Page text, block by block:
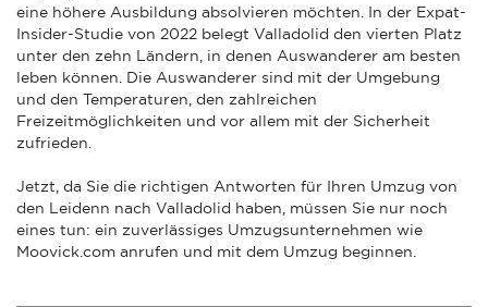
eine höhere Ausbildung absolvieren möchten. In der Expat-
Insider-Studie von 2022 belegt Valladolid den vierten Platz
unter den zehn Ländern, in denen Auswanderer am besten
leben können. Die Auswanderer sind mit der Umgebung
und den Temperaturen, den zahlreichen
Freizeitmöglichkeiten und vor allem mit der Sicherheit
zufrieden.
Jetzt, da Sie die richtigen Antworten für Ihren Umzug von
den Leidenn nach Valladolid haben, müssen Sie nur noch
eines tun: ein zuverlässiges Umzugsunternehmen wie
Moovick.com anrufen und mit dem Umzug beginnen.